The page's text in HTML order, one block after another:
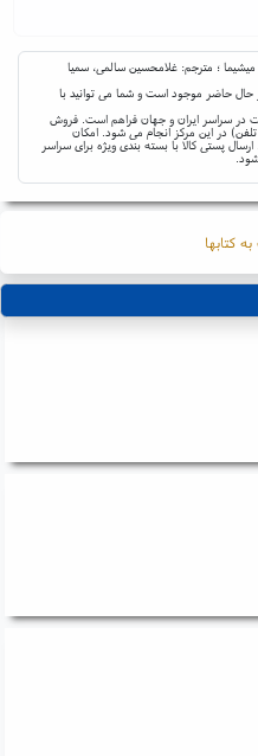
؛ مترجم: غلامحسین سالمی، سمیا
حال حاضر موجود است و شما می توانید با
در سراسر ایران و جهان فراهم است. فروش
در این مرکز انجام می شود. امکان
پستی کالا با بسته بندی ویژه برای سراسر
کتابها